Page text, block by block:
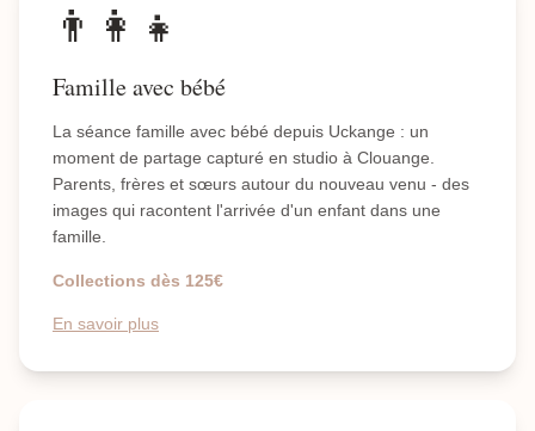
👨‍👩‍👧
Famille avec bébé
La séance famille avec bébé depuis Uckange : un
moment de partage capturé en studio à Clouange.
Parents, frères et sœurs autour du nouveau venu - des
images qui racontent l'arrivée d'un enfant dans une
famille.
Collections dès 125€
En savoir plus